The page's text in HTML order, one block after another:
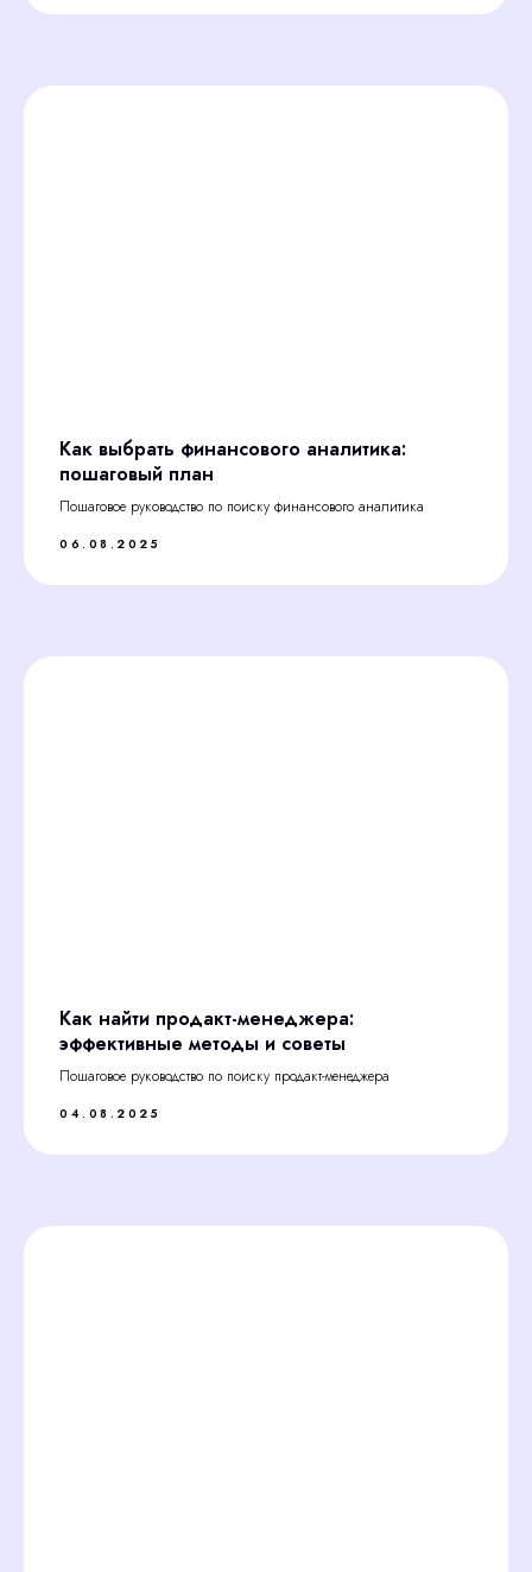
Как выбрать финансового аналитика:
пошаговый план
Пошаговое руководство по поиску финансового аналитика
06.08.2025
Как найти продакт-менеджера:
эффективные методы и советы
Пошаговое руководство по поиску продакт-менеджера
04.08.2025